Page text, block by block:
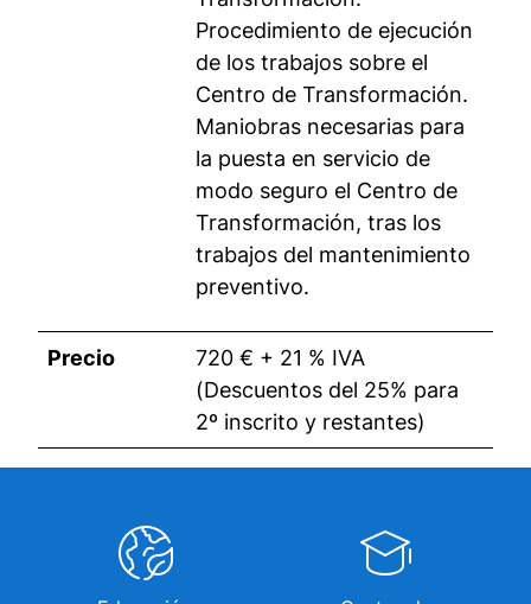
Procedimiento de ejecución
de los trabajos sobre el
Centro de Transformación.
Maniobras necesarias para
la puesta en servicio de
modo seguro el Centro de
Transformación, tras los
trabajos del mantenimiento
preventivo.
Precio
720 € + 21 % IVA
(Descuentos del 25% para
2º inscrito y restantes)